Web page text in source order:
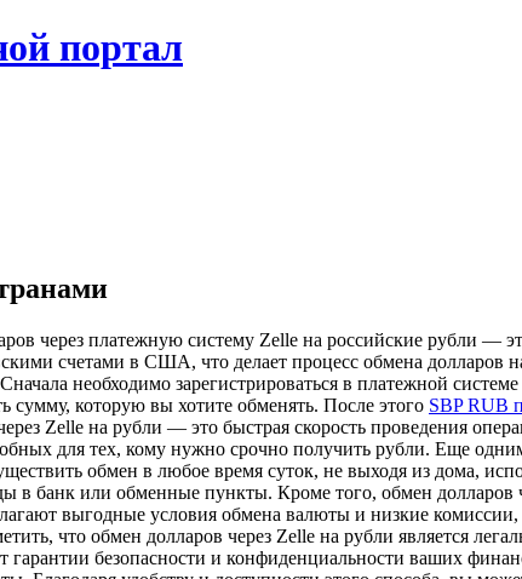
портал
через платежную систему Zelle на российские рубли —
счетами в США, что делает процесс обмена
необходимо зарегистрироваться в платежной
сумму, которую вы хотите обменять. После этого SBP RUB
Zelle на рубли — это быстрая скорость проведения
для тех, кому нужно срочно получить рубли. Еще
обмен в любое время суток, не выходя из дома,
в банк или обменные пункты. Кроме того, обмен
выгодные условия обмена валюты и низкие
что обмен долларов через Zelle на рубли является
гарантии безопасности и конфиденциальности ваших